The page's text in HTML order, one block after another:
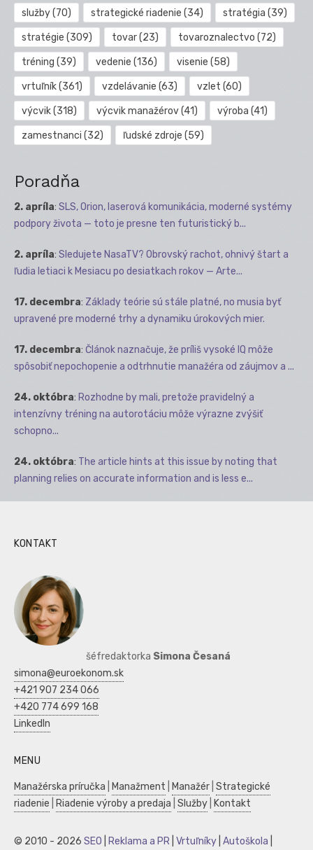
služby(70) strategické riadenie (34) stratégia (39)
stratégie (309) tovar(23) tovaroznalectvo (72)
tréning (39) vedenie (136) visenie (58)
vrtuľník(361) vzdelávanie (63) vzlet (60)
výcvik(318) výcvik manažérov(41) výroba (41)
zamestnanci (32) ľudské zdroje (59)
Poradňa
2. apríla: SLS, Orion, laserová komunikácia, moderné systémy
podpory života — toto je presne ten futuristický b...
2. apríla: Sledujete NasaTV? Obrovský rachot, ohnivý štart a
ľudia letiaci k Mesiacu po desiatkach rokov — Arte...
17. decembra: Základy teórie sú stále platné, no musia byť
upravené pre moderné trhy a dynamiku úrokových mier.
17. decembra: Článok naznačuje, že príliš vysoké IQ môže
spôsobiť nepochopenie a odtrhnutie manažéra od záujmov a ...
24. októbra: Rozhodne by mali, pretože pravidelný a
intenzívny tréning na autorotáciu môže výrazne zvýšiť
schopno...
24. októbra: The article hints at this issue by noting that
planning relies on accurate information and is less e...
KONTAKT
šéfredaktorka Simona Česaná
simona@euroekonom.sk
+421 907 234 066
+420 774 699 168
LinkedIn
MENU
Manažérska príručka Manažment Manažér Strategické
riadenie
Riadenie výroby a predaja Služby Kontakt
© 2010 - 2026 SEO Reklama a PR Vrtuľníky Autoškola